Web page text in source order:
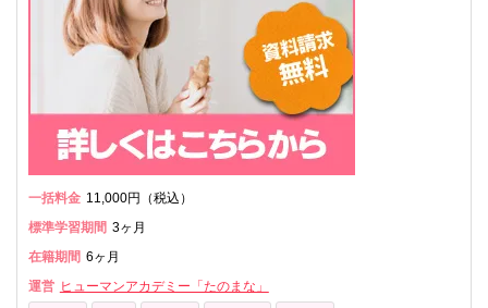
一括料金 11,000円（税込）
標準学習期間 3ヶ月
在籍期間 6ヶ月
運営 ヒューマンアカデミー「たのまな」